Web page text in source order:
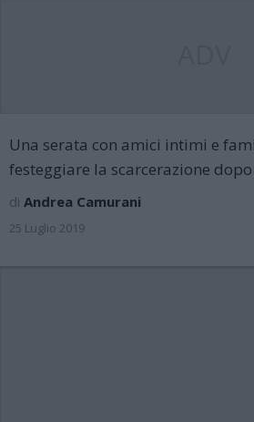
Una serata con amici intimi e
festeggiare la scarcerazione
di Andrea Camurani
25 Luglio 2019